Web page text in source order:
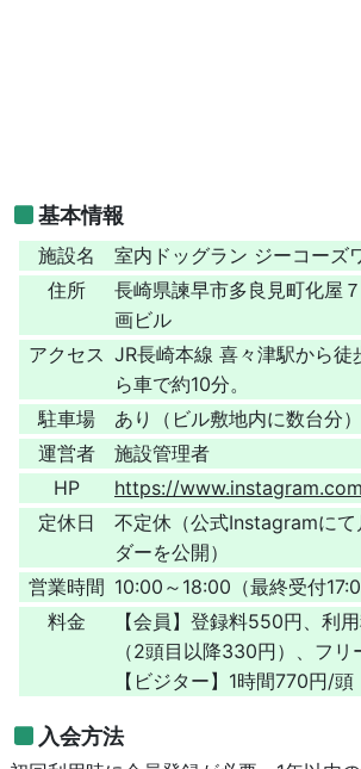
基本情報
施設名
室内ドッグラン ジーコーズ
住所
長崎県諫早市多良見町化屋
画ビル
アクセス JR長崎本線 喜々津駅から
ら車で約10分。
駐車場
あり（ビル敷地内に数台分）
運営者
施設管理者
HP
https://
定休日
不定休（公式Instagramに
ダーを公開）
営業時間 10:00～18:00（最終受付
料金
【会員】登録料550円、利
（2頭目以降330円）、フ
【ビジター】1時間770円/頭
入会方法